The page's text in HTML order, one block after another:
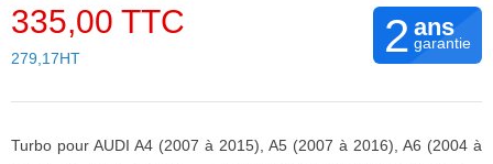
335,00 TTC
279,17HT 2 ans
garantie
Turbo pour AUDI A4 (2007 à 2015), A5 (2007 à 2016), A6 (2004 à